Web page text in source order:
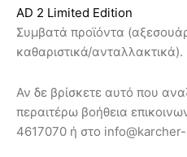
PROFESSIONAL
ΑΞΕΣΟΥΑΡ
ΥΠΗΡΕΣΙΕΣ-ΝΕΑ-ΛΥΣΕΙΣ
AD 2 Limited Edition
Συμβατά προϊόντα
καθαριστικά/ανταλλακτικά).
Αν δε βρίσκετε αυτό που
περαιτέρω βοήθεια
4617070 ή στο